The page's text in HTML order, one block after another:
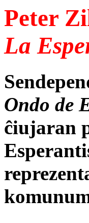
Peter
La
Ondo de
ĉiujaran